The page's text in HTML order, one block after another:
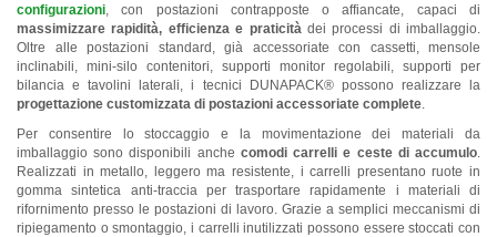
configurazioni , con postazioni contrapposte o affiancate, capaci di
massimizzare rapidità, efficienza e praticità dei processi di imballaggio.
Oltre alle postazioni standard, già accessoriate con cassetti, mensole
inclinabili, mini-silo contenitori, supporti monitor regolabili, supporti per
bilancia e tavolini laterali, i tecnici DUNAPACK® possono realizzare la
progettazione customizzata di postazioni accessoriate complete
Per consentire lo stoccaggio e la movimentazione dei materiali da
imballaggio sono disponibili anche comodi carrelli e ceste di accumulo
Realizzati in metallo, leggero ma resistente, i carrelli presentano ruote in
gomma sintetica anti-traccia per trasportare rapidamente i materiali di
rifornimento presso le postazioni di lavoro. Grazie a semplici meccanismi di
ripiegamento o smontaggio, i carrelli inutilizzati possono essere stoccati con